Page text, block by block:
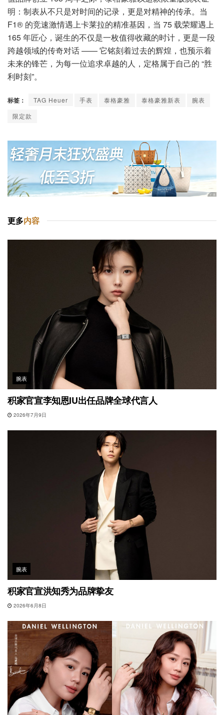
明：制表从不只是对时间的记录，更是对精神的传承。当
F1® 的竞速激情遇上卡莱拉的精准基因，当 75 载荣耀遇上
165 年匠心，诞生的不仅是一枚值得收藏的时计，更是一段
跨越领域的传奇对话 —— 它铭刻着过去的辉煌，也预示着
未来的锋芒，为每一位追求卓越的人，定格属于自己的 “胜
利时刻”。
标签： TAG Heuer 手表 泰格豪雅 泰格豪雅新表
腕表
限定款
更多内容
腕表
积家官宣李知恩IU出任品牌全球代言人
2026年7月9日
腕表
积家官宣洪知秀为品牌挚友
2026年6月8日